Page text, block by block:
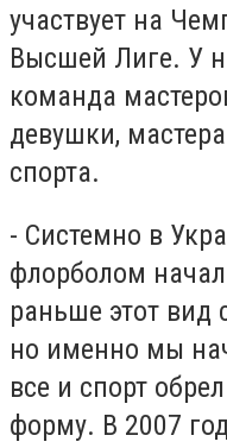
участвует на
Высшей Лиге. У
команда
девушки,
спорта.
- Системно в
флорболом
раньше этот вид
но именно мы
все и спорт
форму. В 2007